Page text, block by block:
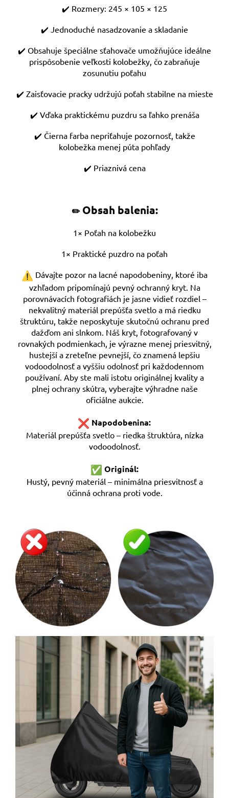
✔️ Rozmery: 245 × 105 × 125
✔️ Jednoduché nasadzovanie a skladanie
✔️ Obsahuje špeciálne sťahovače umožňujúce ideálne
prispôsobenie veľkosti kolobežky, čo zabraňuje
zosunutiu poťahu
✔️ Zaisťovacie pracky udržujú poťah stabilne na mieste
✔️ Vďaka praktickému puzdru sa ľahko prenáša
✔️ Čierna farba nepriťahuje pozornosť, takže
kolobežka menej púta pohľady
✔️ Priaznivá cena
✏️ Obsah balenia:
1× Poťah na kolobežku
1× Praktické puzdro na poťah
Dávajte pozor na lacné napodobeniny, ktoré iba
vzhľadom pripomínajú pevný ochranný kryt. Na
porovnávacích fotografiách je jasne vidieť rozdiel –
nekvalitný materiál prepúšťa svetlo a má riedku
štruktúru, takže neposkytuje skutočnú ochranu pred
dažďom ani slnkom. Náš kryt, fotografovaný v
rovnakých podmienkach, je výrazne menej priesvitný,
hustejší a zreteľne pevnejší, čo znamená lepšiu
vodoodolnosť a vyššiu odolnosť pri každodennom
používaní. Aby ste mali istotu originálnej kvality a
plnej ochrany skútra, vyberajte výhradne naše
oficiálne aukcie.
Napodobenina:
Materiál prepúšťa svetlo – riedka štruktúra, nízka
vodoodolnosť.
Originál:
Hustý, pevný materiál – minimálna priesvitnosť a
účinná ochrana proti vode.